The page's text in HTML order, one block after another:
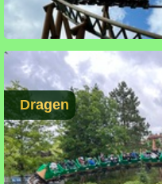
Dragen